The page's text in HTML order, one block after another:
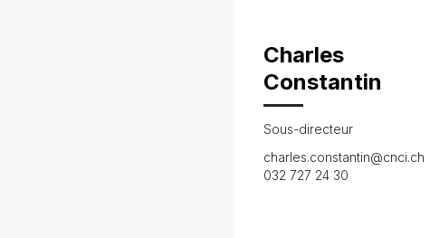
Charles
Constantin
Sous-directeur
charles.constantin@cnci.ch
032 727 24 30